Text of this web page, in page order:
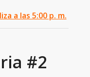
a las 5:00 p. m.
#2